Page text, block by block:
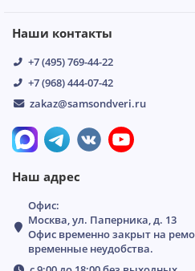
Наши контакты
+7 (495) 769-44-22
+7 (968) 444-07-42
zakaz@samsondveri.ru
Наш адрес
Офис:
Москва, ул. Паперника, д. 13
Офис временно закрыт на
временные неудобства.